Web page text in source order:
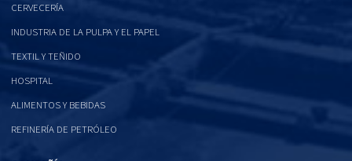
CERVECERÍA
INDUSTRIA DE LA PULPA Y EL PAPEL
TEXTIL Y TEÑIDO
HOSPITAL
ALIMENTOS Y BEBIDAS
REFINERÍA DE PETRÓLEO